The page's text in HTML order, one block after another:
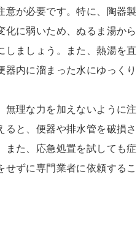
意が必要です。特に、陶器製
化に弱いため、ぬるま湯から
しましょう。また、熱湯を直
内に溜まった水にゆっくり
無理な力を加えないように注
と、便器や排水管を破損さ
また、応急処置を試しても症
ずに専門業者に依頼するこ